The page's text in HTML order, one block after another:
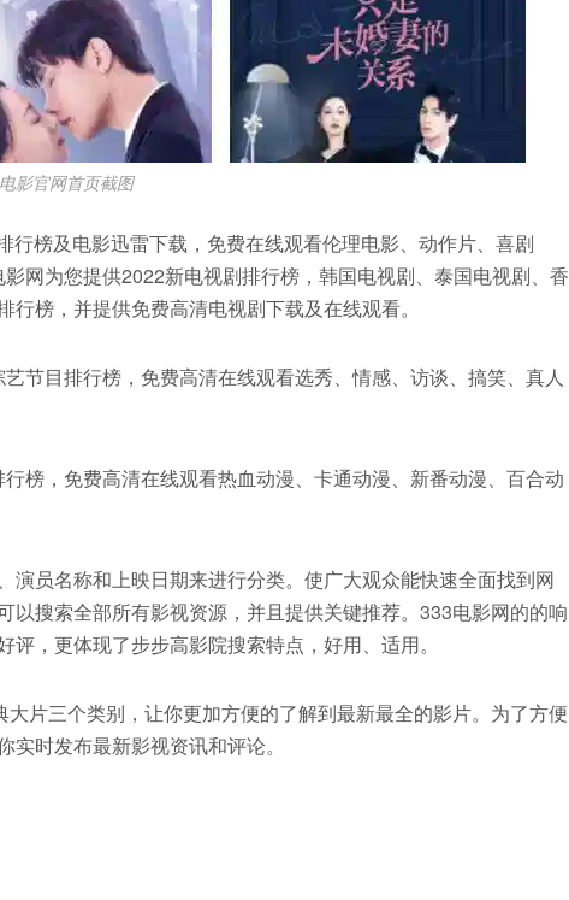
影官网首页截图
行榜及电影迅雷下载，免费在线观看伦理电影、动作片、喜剧
网为您提供2022新电视剧排行榜，韩国电视剧、泰国电视剧、香
榜，并提供免费高清电视剧下载及在线观看。
节目排行榜，免费高清在线观看选秀、情感、访谈、搞笑、真人
榜，免费高清在线观看热血动漫、卡通动漫、新番动漫、百合动
演员名称和上映日期来进行分类。使广大观众能快速全面找到网
搜索全部所有影视资源，并且提供关键推荐。333电影网的的响
，更体现了步步高影院搜索特点，好用、适用。
片三个类别，让你更加方便的了解到最新最全的影片。为了方便
时发布最新影视资讯和评论。